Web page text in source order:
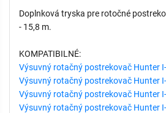
Doplnková tryska pre rotočné
- 15,8 m.
KOMPATIBILNÉ:
Výsuvný rotačný postrekovač Hunter
Výsuvný rotačný postrekovač Hunter
Výsuvný rotačný postrekovač Hunter
Výsuvný rotačný postrekovač Hunter